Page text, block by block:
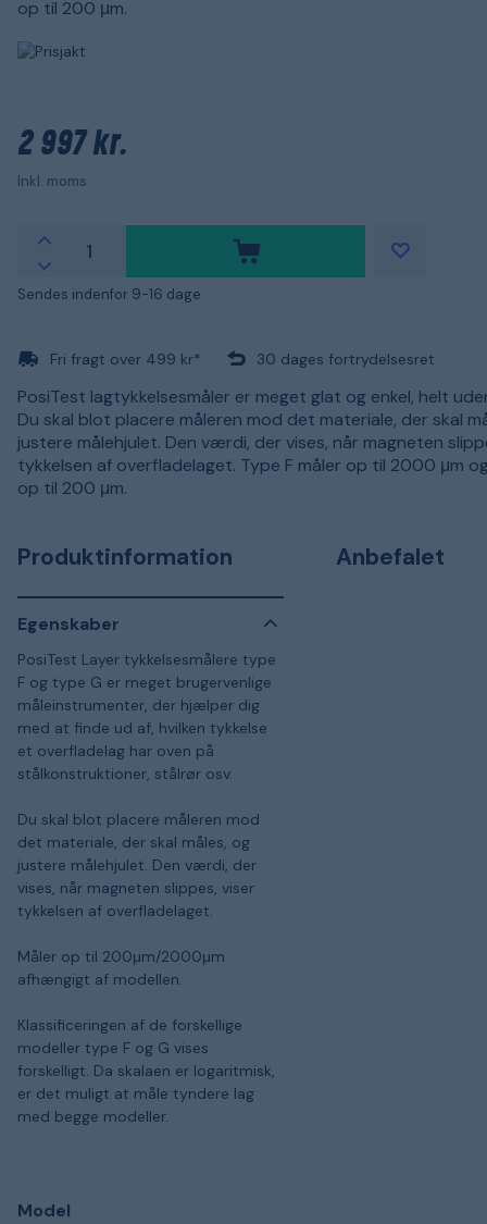
op til 200 μm.
2 997 kr.
Inkl. moms
Sendes indenfor 9-16 dage
Fri fragt over 499 kr* 30 dages fortrydelsesret
PosiTest lagtykkelsesmåler er meget glat og enkel, helt
Du skal blot placere måleren mod det materiale, der skal
justere målehjulet. Den værdi, der vises, når magneten
tykkelsen af overfladelaget. Type F måler op til 2000 μm
op til 200 μm.
Produktinformation
Egenskaber
PosiTest Layer tykkelsesmålere type
F og type G er meget brugervenlige
måleinstrumenter, der hjælper dig
med at finde ud af, hvilken tykkelse
et overfladelag har oven på
stålkonstruktioner, stålrør osv.
Du skal blot placere måleren mod
det materiale, der skal måles, og
justere målehjulet. Den værdi, der
vises, når magneten slippes, viser
tykkelsen af overfladelaget.
Måler op til 200μm/2000μm
afhængigt af modellen.
Klassificeringen af de forskellige
modeller type F og G vises
forskelligt. Da skalaen er logaritmisk,
er det muligt at måle tyndere lag
med begge modeller.
Model
Anbefalet